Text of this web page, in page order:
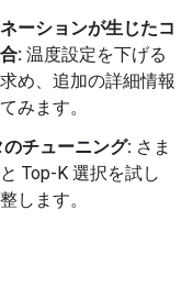
ーションが生じたコ
: 温度設定を下げる
め、追加の詳細情報
みます。
チューニング: さま
Top-K 選択を試し
します。